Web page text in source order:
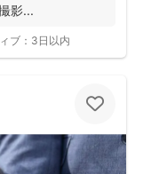
影...
ブ： 3日以内